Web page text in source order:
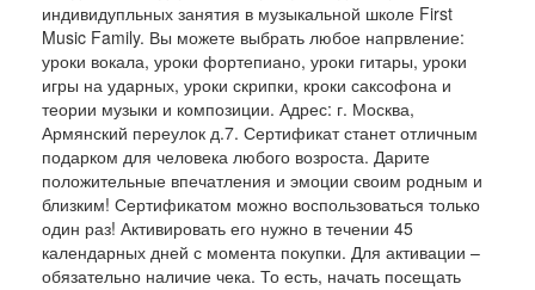
индивидупльных занятия в музыкальной школе First
Music Family. Вы можете выбрать любое напрвление:
уроки вокала, уроки фортепиано, уроки гитары, уроки
игры на ударных, уроки скрипки, кроки саксофона и
теории музыки и композиции. Адрес: г. Москва,
Армянский переулок д.7. Сертификат станет отличным
подарком для человека любого возроста. Дарите
положительные впечатления и эмоции своим родным и
близким! Сертификатом можно воспользоваться только
один раз! Активировать его нужно в течении 45
календарных дней с момента покупки. Для активации –
обязательно наличие чека. То есть, начать посещать